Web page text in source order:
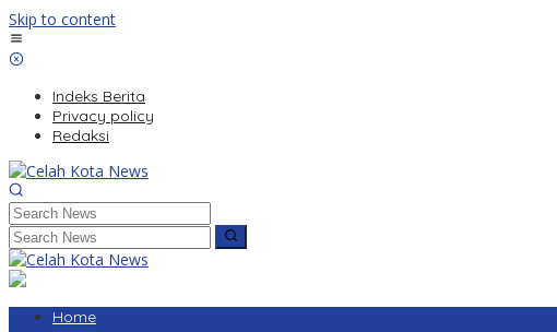
Skip to content
Indeks Berita
Privacy policy
Redaksi
Home